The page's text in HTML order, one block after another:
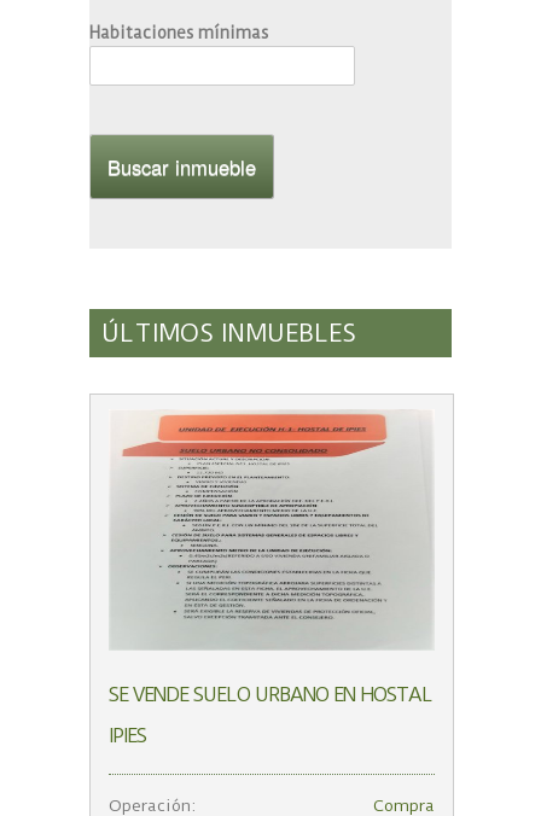
Habitaciones mínimas
ÚLTIMOS INMUEBLES
SE VENDE SUELO URBANO EN HOSTAL
IPIES
Operación: Compra